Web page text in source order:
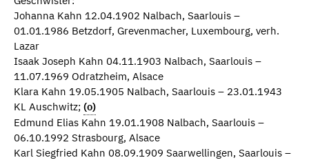
Johanna Kahn 12.04.1902 Nalbach, Saarlouis –
01.01.1986 Betzdorf, Grevenmacher, Luxembourg, verh.
Lazar
Isaak Joseph Kahn 04.11.1903 Nalbach, Saarlouis –
11.07.1969 Odratzheim, Alsace
Klara Kahn 19.05.1905 Nalbach, Saarlouis – 23.01.1943
KL Auschwitz; (o)
Edmund Elias Kahn 19.01.1908 Nalbach, Saarlouis –
06.10.1992 Strasbourg, Alsace
Karl Siegfried Kahn 08.09.1909 Saarwellingen, Saarlouis –